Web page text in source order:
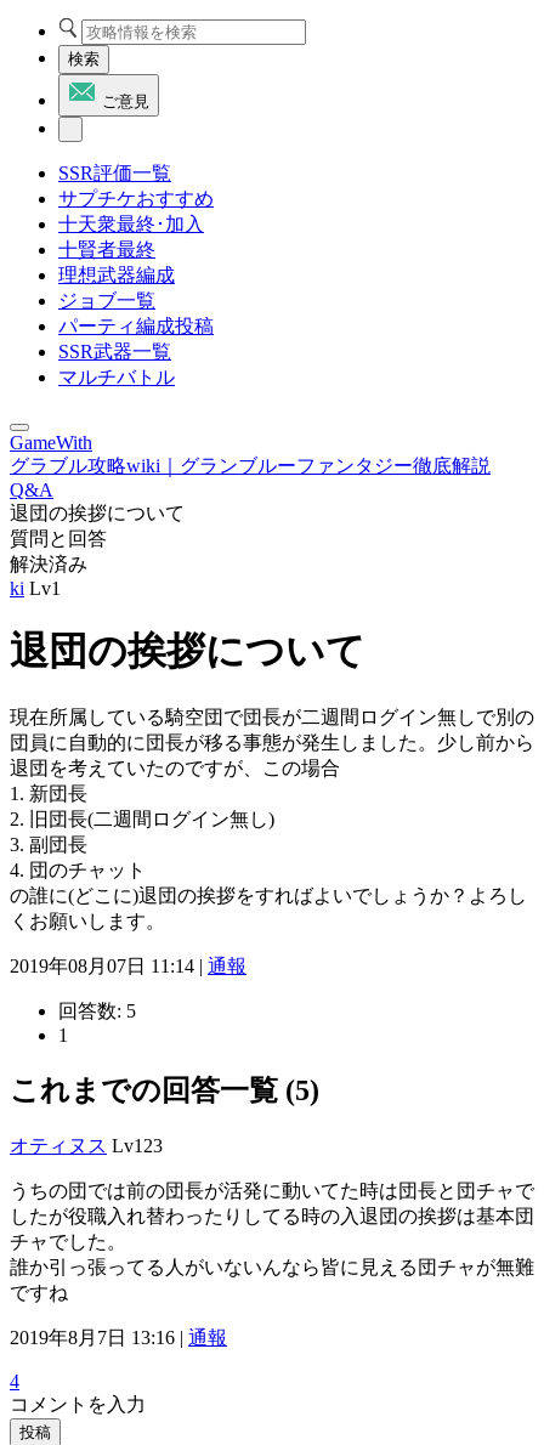
検索
ご意見
SSR評価一覧
サプチケおすすめ
十天衆最終･加入
十賢者最終
理想武器編成
ジョブ一覧
パーティ編成投稿
SSR武器一覧
マルチバトル
GameWith
グラブル攻略wiki｜グランブルーファンタジー徹底解説
Q&A
退団の挨拶について
質問と回答
解決済み
ki Lv1
退団の挨拶について
現在所属している騎空団で団長が二週間ログイン無しで別の
団員に自動的に団長が移る事態が発生しました。少し前から
退団を考えていたのですが、この場合
1. 新団長
2. 旧団長(二週間ログイン無し)
3. 副団長
4. 団のチャット
の誰に(どこに)退団の挨拶をすればよいでしょうか？よろし
くお願いします。
2019年08月07日 11:14 | 通報
回答数: 5
1
これまでの回答一覧 (5)
オティヌス Lv123
うちの団では前の団長が活発に動いてた時は団長と団チャで
したが役職入れ替わったりしてる時の入退団の挨拶は基本団
チャでした。
誰か引っ張ってる人がいないんなら皆に見える団チャが無難
ですね
2019年8月7日 13:16 | 通報
4
コメントを入力
投稿